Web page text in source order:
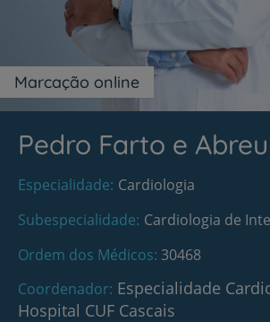
Marcação online
Pedro Farto e Abreu
Especialidade Cardiologia
Subespecialidade Cardiologia de
Ordem dos Médicos 30468
Coordenador Especialidade
Hospital CUF Cascais